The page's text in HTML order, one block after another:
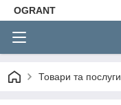
OGRANT
Товари та послуги